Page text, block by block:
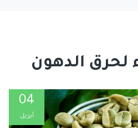
لحرق الدهون
04
أبريل